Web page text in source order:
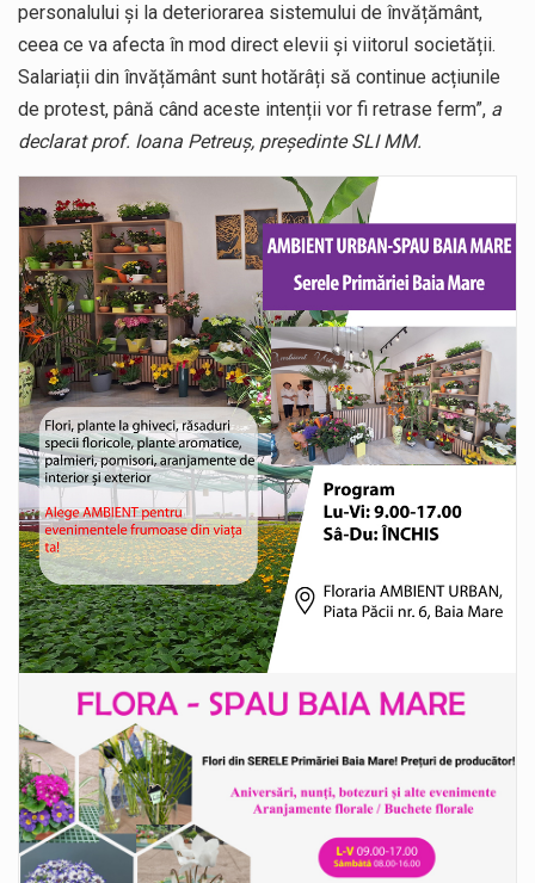
personalului și la deteriorarea sistemului de învățământ,
ceea ce va afecta în mod direct elevii și viitorul societății.
Salariații din învățământ sunt hotărâți să continue acțiunile
de protest, până când aceste intenții vor fi retrase ferm”, a
declarat prof. Ioana Petreuș, președinte SLI MM.